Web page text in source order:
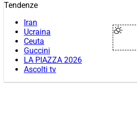
Tendenze
Iran
Ucraina
Ceuta
Guccini
LA PIAZZA 2026
Ascolti tv